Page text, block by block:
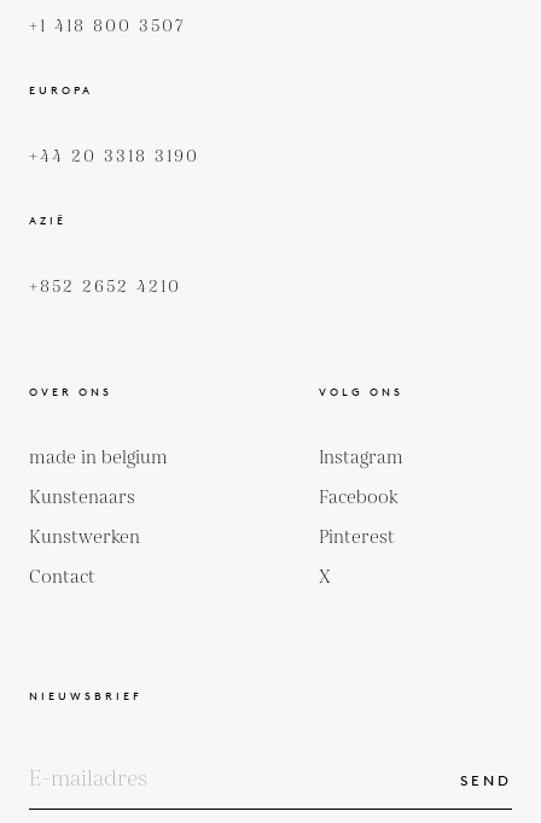
+1 418 800 3507
EUROPA
+44 20 3318 3190
AZIË
+852 2652 4210
OVER ONS
made in belgium
Kunstenaars
Kunstwerken
Contact
VOLG ONS
Instagram
Facebook
Pinterest
X
NIEUWSBRIEF
SEND